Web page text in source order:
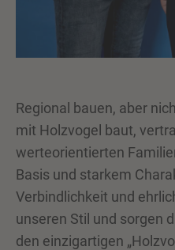
Regional bauen, aber
mit Holzvogel baut,
werteorientierten
Basis und starkem
Verbindlichkeit und
unseren Stil und sorgen
den einzigartigen